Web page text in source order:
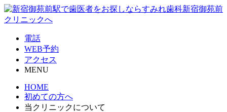
電話
WEB予約
アクセス
MENU
HOME
初めての方へ
当クリニックについて